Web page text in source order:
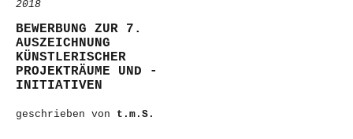
2018
BEWERBUNG ZUR 7.
AUSZEICHNUNG
KÜNSTLERISCHER
PROJEKTRÄUME UND -
INITIATIVEN
geschrieben von t.m.S.